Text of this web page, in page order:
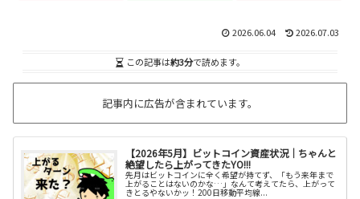
2026.06.04 2026.07.03
この記事は約3分で読めます。
記事内に広告が含まれています。
【2026年5月】ビットコイン資産状況｜ちゃんと
絶望したら上がってきたYO!!!
先月はビットコインに全く希望が持てず、「もう来年まで
上がることはないのかな…」なんて考えてたら、上がって
きとるやないかッ！200日移動平均線...